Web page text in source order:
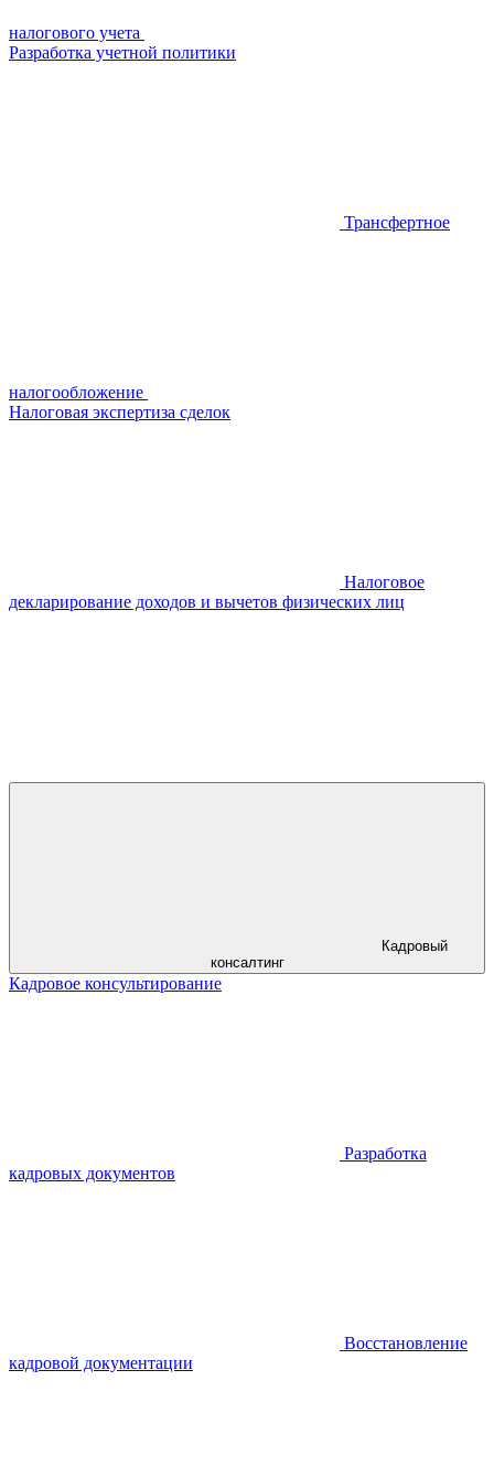
налогового учета
Разработка учетной политики
Трансфертное
налогообложение
Налоговая экспертиза сделок
Налоговое
декларирование доходов и вычетов физических лиц
консалтинг
Кадровое консультирование
Разработка
кадровых документов
Восстановление
кадровой документации